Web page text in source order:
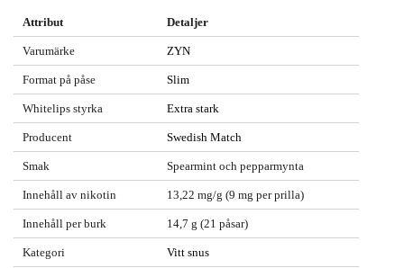
Attribut Detaljer
Varumärke ZYN
Format på påse Slim
Whitelips styrka Extra stark
Producent Swedish Match
Smak Spearmint och pepparmynta
Innehåll av nikotin 13,22 mg/g (9 mg per prilla)
Innehåll per burk 14,7 g (21 påsar)
Kategori Vitt snus